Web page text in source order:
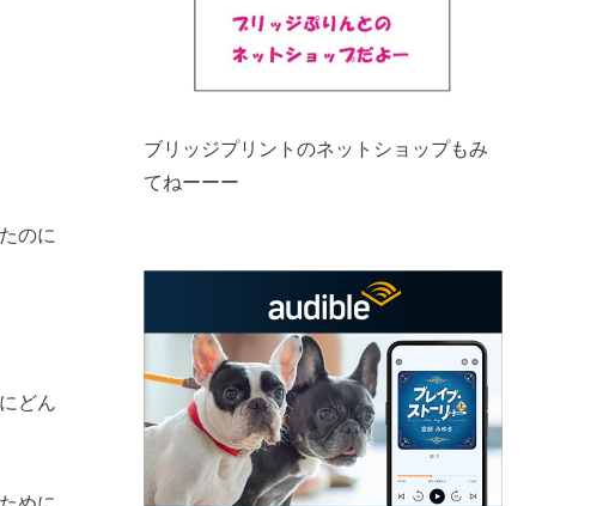
のに
どん
ブリッジプリントのネットショップもみ
てねーーー